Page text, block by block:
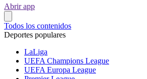
Abrir app
Todos los contenidos
Deportes populares
LaLiga
UEFA Champions League
UEFA Europa League